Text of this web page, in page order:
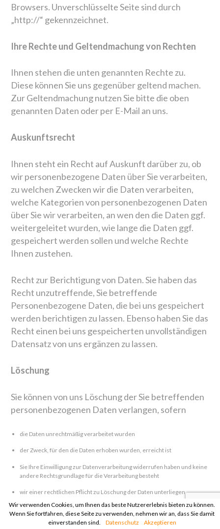
Browsers. Unverschlüsselte Seite sind durch
„http://“ gekennzeichnet.
Ihre Rechte und Geltendmachung von Rechten
Ihnen stehen die unten genannten Rechte zu.
Diese können Sie uns gegenüber geltend machen.
Zur Geltendmachung nutzen Sie bitte die oben
genannten Daten oder per E-Mail an uns.
Auskunftsrecht
Ihnen steht ein Recht auf Auskunft darüber zu, ob
wir personenbezogene Daten über Sie verarbeiten,
zu welchen Zwecken wir die Daten verarbeiten,
welche Kategorien von personenbezogenen Daten
über Sie wir verarbeiten, an wen den die Daten ggf.
weitergeleitet wurden, wie lange die Daten ggf.
gespeichert werden sollen und welche Rechte
Ihnen zustehen.
Recht zur Berichtigung von Daten. Sie haben das
Recht unzutreffende, Sie betreffende
Personenbezogene Daten, die bei uns gespeichert
werden berichtigen zu lassen. Ebenso haben Sie das
Recht einen bei uns gespeicherten unvollständigen
Datensatz von uns ergänzen zu lassen.
Löschung
Sie können von uns Löschung der Sie betreffenden
personenbezogenen Daten verlangen, sofern
die Daten unrechtmäßig verarbeitet wurden
der Zweck, für den die Daten erhoben wurden, erreicht ist
Sie Ihre Einwilligung zur Datenverarbeitung widerrufen haben und keine
andere Rechtsgrundlage für die Verarbeitung besteht
wir einer rechtlichen Pflicht zu Löschung der Daten unterliegen
sie unter 16 Jahre alt sind
Sie der Verarbeitung Widersprochen haben und auf unserer Seite kein
Wir verwenden Cookies, um Ihnen das beste Nutzererlebnis bieten zu können.
Wenn Sie fortfahren, diese Seite zu verwenden, nehmen wir an, dass Sie damit
einverstanden sind.
Datenschutz Akzeptieren